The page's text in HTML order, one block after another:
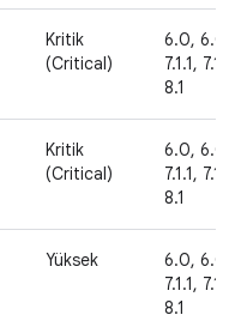
Kritik
(Critical)
6.0,
7.1.1,
8.1
Kritik
(Critical)
6.0,
7.1.1,
8.1
Yüksek
6.0,
7.1.1,
8.1